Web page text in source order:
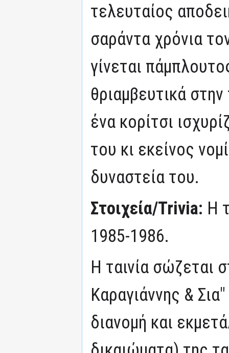
τελευταίος
σαράντα χρόνια
γίνεται
θριαμβευτικά
ένα κορίτσι
του κι εκείνος
δυναστεία του.
Στοιχεία/Trivia: Η
1985-1986.
Η ταινία σώζεται
Καραγιάννης &
διανομή και